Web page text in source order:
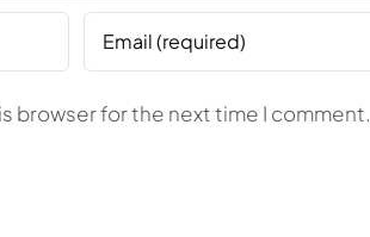
browser for the next time I comment.